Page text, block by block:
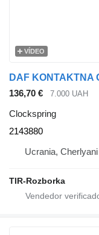
VÍDEO
136,70 € 7.000 UAH
Clockspring
2143880
Ucrania, Cherlyani
TIR-Rozborka